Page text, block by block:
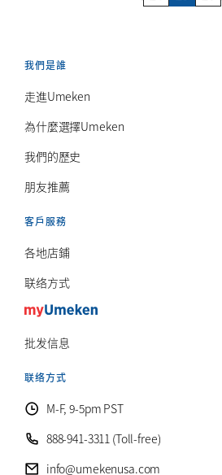
我們是誰
走進Umeken
為什麼選擇Umeken
我們的歷史
朋友推薦
客戶服務
各地店鋪
联络方式
批发信息
联络方式
M-F, 9-5pm PST
888-941-3311 (Toll-free)
info@umekenusa.com